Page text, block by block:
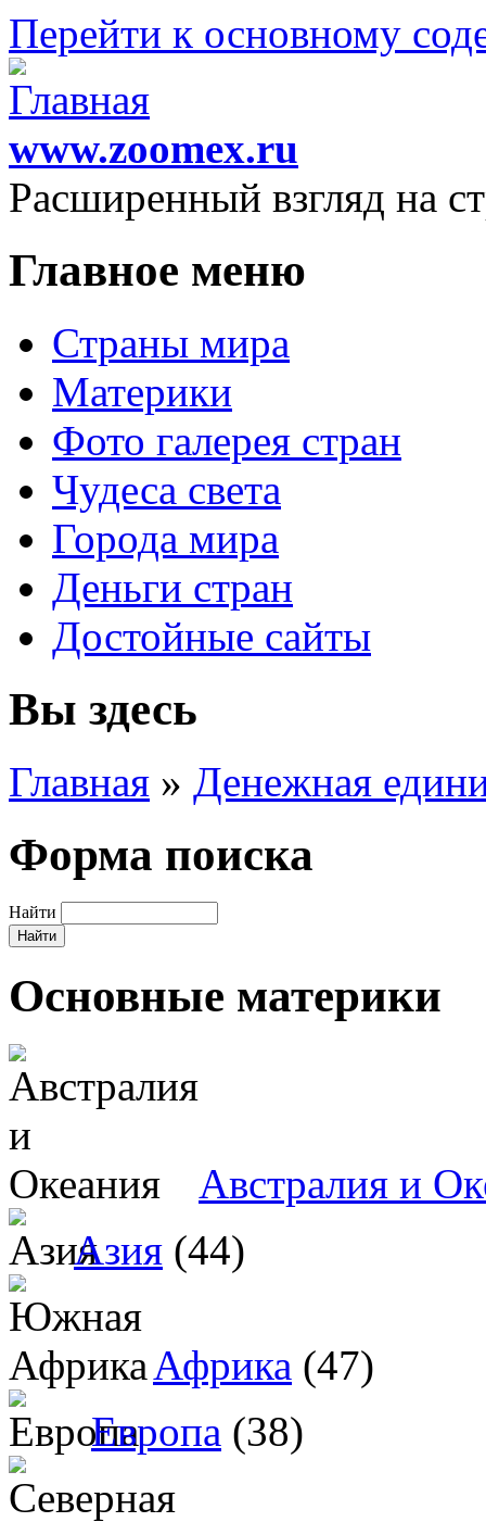
Перейти к основному
www.zoomex.ru
Расширенный взгляд на
Главное меню
Страны мира
Материки
Фото галерея стран
Чудеса света
Города мира
Деньги стран
Достойные сайты
Вы здесь
Главная » Денежная
Форма поиска
Найти
Основные материки
Австралия и
Азия (44)
Африка (47)
Европа (38)